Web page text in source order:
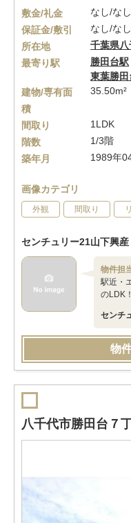
敷金/礼金
なし/なし
保証金/敷引
なし/なし
所在地
千葉県
最寄り駅
勝田台駅
東葉勝田
建物/専有面
積
35.50m²
間取り
1LDK
階数
1/3階
築年月
1989年
画像カテゴリ
外観 間取り
センチュリー21山下興産
物件担
駅近・
のLDK
センチ
物
八千代市勝田台７